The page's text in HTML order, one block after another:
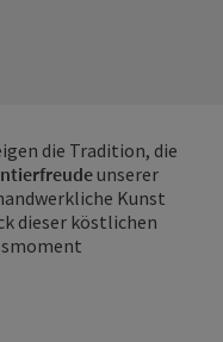
die Tradition, die
unserer
Kunst
dieser köstlichen